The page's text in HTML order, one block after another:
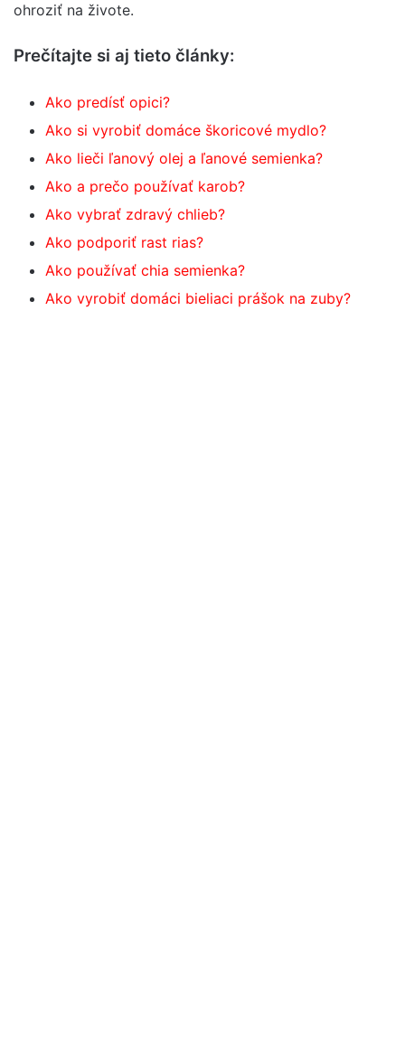
ohroziť na živote.
Prečítajte si aj tieto články:
Ako predísť opici?
Ako si vyrobiť domáce škoricové mydlo?
Ako lieči ľanový olej a ľanové semienka?
Ako a prečo používať karob?
Ako vybrať zdravý chlieb?
Ako podporiť rast rias?
Ako používať chia semienka?
Ako vyrobiť domáci bieliaci prášok na zuby?